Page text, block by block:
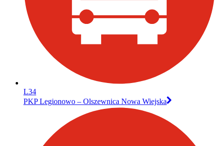
L34
PKP Legionowo – Olszewnica Nowa Wiejska